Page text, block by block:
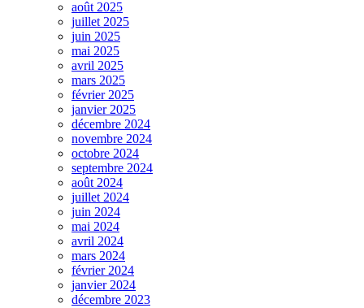
août 2025
juillet 2025
juin 2025
mai 2025
avril 2025
mars 2025
février 2025
janvier 2025
décembre 2024
novembre 2024
octobre 2024
septembre 2024
août 2024
juillet 2024
juin 2024
mai 2024
avril 2024
mars 2024
février 2024
janvier 2024
décembre 2023